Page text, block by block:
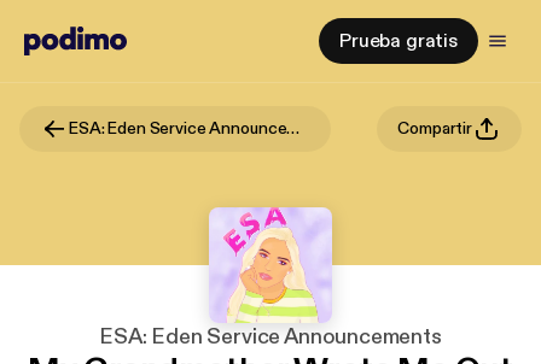
Prueba gratis
ESA: Eden Service Announcements Compartir
ESA: Eden Service Announcements